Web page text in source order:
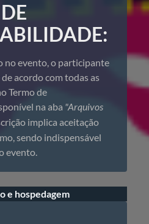
no evento, o participante
acordo com todas as
Termo de
na aba "Arquivos
implica aceitação
sendo indispensável
evento.
e hospedagem